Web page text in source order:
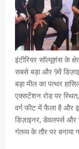
इंटीरियर सॉल्यूशंस के
सबसे बड़ा और 9वें
बड़ा मील का पत्थर
एक्सटेंशन रोड पर
वर्ग फीट में फैला है और
डिज़ाइनर, डेवलपर्स
गंतव्य के तौर पर बनाया